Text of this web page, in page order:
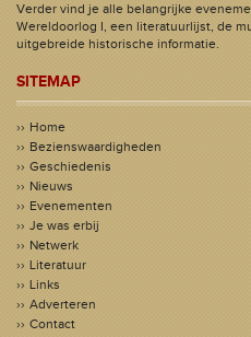
Verder vind je alle belangrijke
Wereldoorlog I, een literatuurlijst, de
uitgebreide historische informatie.
SITEMAP
Home
Bezienswaardigheden
Geschiedenis
Nieuws
Evenementen
Je was erbij
Netwerk
Literatuur
Links
Adverteren
Contact